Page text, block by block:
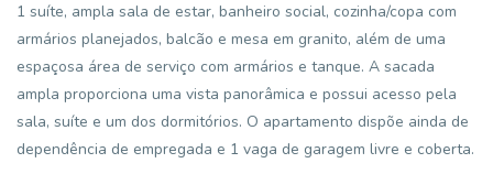
1 suíte, ampla sala de estar, banheiro social, cozinha/copa com
armários planejados, balcão e mesa em granito, além de uma
espaçosa área de serviço com armários e tanque. A sacada
ampla proporciona uma vista panorâmica e possui acesso pela
sala, suíte e um dos dormitórios. O apartamento dispõe ainda de
dependência de empregada e 1 vaga de garagem livre e coberta.